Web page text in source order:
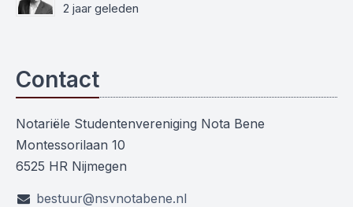
2 jaar geleden
Contact
Notariële Studentenvereniging Nota Bene
Montessorilaan 10
6525 HR Nijmegen
bestuur@nsvnotabene.nl